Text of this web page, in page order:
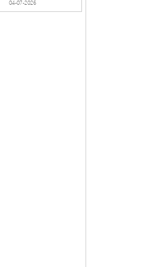
04-07-2026